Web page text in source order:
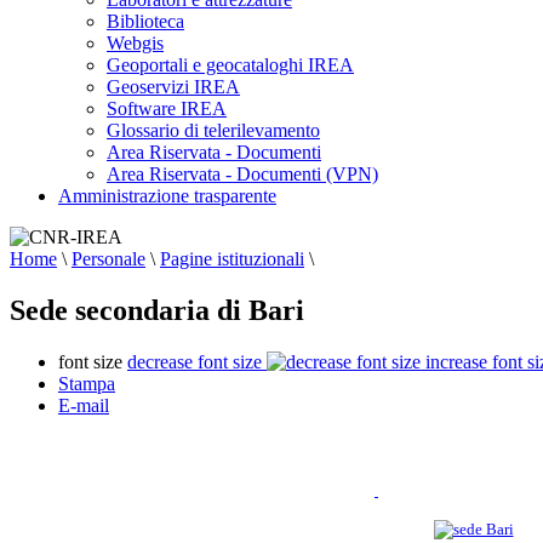
Biblioteca
Webgis
Geoportali e geocataloghi IREA
Geoservizi IREA
Software IREA
Glossario di telerilevamento
Area Riservata - Documenti
Area Riservata - Documenti (VPN)
Amministrazione trasparente
Home \ Personale \ Pagine istituzionali \
Sede secondaria di Bari
font size decrease font size
increase font
Stampa
E-mail